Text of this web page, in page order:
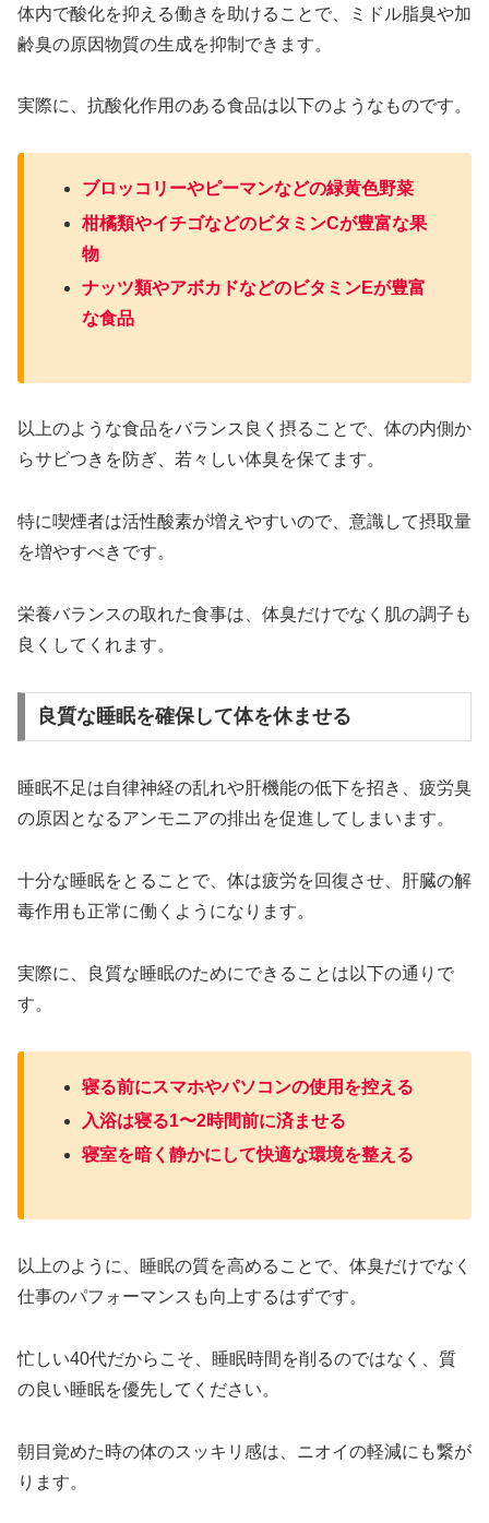
体内で酸化を抑える働きを助けることで、ミドル脂臭や加
齢臭の原因物質の生成を抑制できます。
実際に、抗酸化作用のある食品は以下のようなものです。
ブロッコリーやピーマンなどの緑黄色野菜
柑橘類やイチゴなどのビタミンCが豊富な果
物
ナッツ類やアボカドなどのビタミンEが豊富
な食品
以上のような食品をバランス良く摂ることで、体の内側か
らサビつきを防ぎ、若々しい体臭を保てます。
特に喫煙者は活性酸素が増えやすいので、意識して摂取量
を増やすべきです。
栄養バランスの取れた食事は、体臭だけでなく肌の調子も
良くしてくれます。
良質な睡眠を確保して体を休ませる
睡眠不足は自律神経の乱れや肝機能の低下を招き、疲労臭
の原因となるアンモニアの排出を促進してしまいます。
十分な睡眠をとることで、体は疲労を回復させ、肝臓の解
毒作用も正常に働くようになります。
実際に、良質な睡眠のためにできることは以下の通りで
す。
寝る前にスマホやパソコンの使用を控える
入浴は寝る1〜2時間前に済ませる
寝室を暗く静かにして快適な環境を整える
以上のように、睡眠の質を高めることで、体臭だけでなく
仕事のパフォーマンスも向上するはずです。
忙しい40代だからこそ、睡眠時間を削るのではなく、質
の良い睡眠を優先してください。
朝目覚めた時の体のスッキリ感は、ニオイの軽減にも繋が
ります。